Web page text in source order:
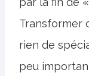
Transformer
rien de
peu